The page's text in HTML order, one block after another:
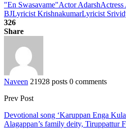
"En Swasavame"Actor Adarsh
BJLyricist KrishnakumarLyricist
326
Share
Naveen 21928 posts 0 comments
Prev Post
Devotional song ‘Karuppan Enga
Alagappan’s family deity, Tiruppattur